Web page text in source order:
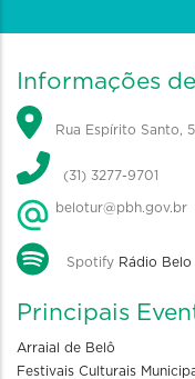
Informações
Rua Espírito Santo,
(31) 3277-9701
belotur@pbh.gov.br
Spotify Rádio
Principais
Arraial de Belô
Festivais Culturais